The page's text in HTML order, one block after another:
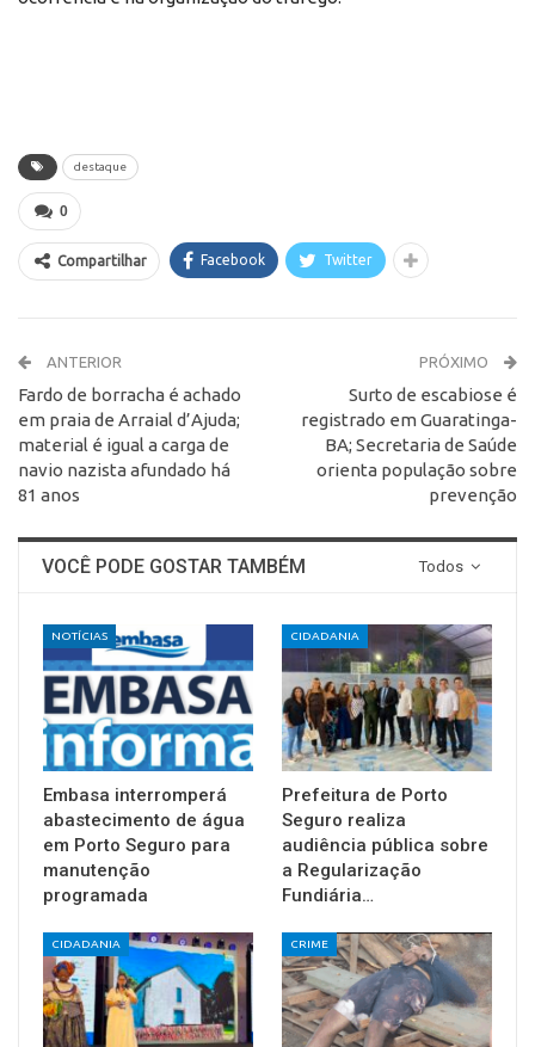
destaque
0
Compartilhar Facebook Twitter
ANTERIOR
Fardo de borracha é achado
em praia de Arraial d’Ajuda;
material é igual a carga de
navio nazista afundado há
81 anos
PRÓXIMO
Surto de escabiose é
registrado em Guaratinga-
BA; Secretaria de Saúde
orienta população sobre
prevenção
Todos
VOCÊ PODE GOSTAR TAMBÉM
NOTÍCIAS
Embasa interromperá
abastecimento de água
em Porto Seguro para
manutenção
programada
CIDADANIA
Prefeitura de Porto
Seguro realiza
audiência pública sobre
a Regularização
Fundiária…
CIDADANIA CRIME